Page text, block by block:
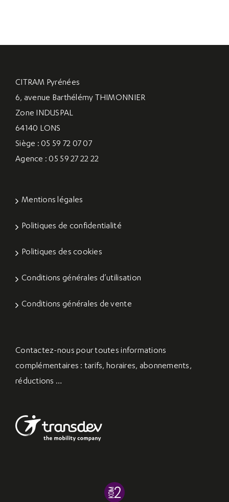
CITRAM Pyrénées
6, avenue Barthélémy THIMONNIER
Zone INDUSPAL
64140 LONS
Siège : 05 59 72 07 07
Agence : 05 59 27 22 22
Mentions légales
Politiques de confidentialité
Politiques des cookies
Conditions générales d’utilisation
Conditions générales de vente
Contactez-nous pour toutes informations
complémentaires : tarifs, horaires, abonnements,
réductions …